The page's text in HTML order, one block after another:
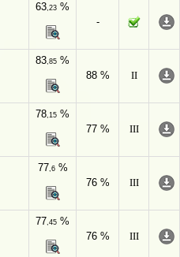
63,23 %
-
83,85 %
88 %
II
78,15 %
77 %
III
77,6%
76 %
III
77,45 %
76 %
III